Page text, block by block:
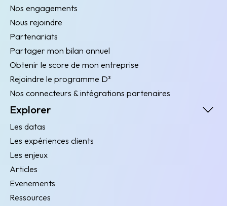
Nos engagements
Nous rejoindre
Partenariats
Partager mon bilan annuel
Obtenir le score de mon entreprise
Rejoindre le programme D³
Nos connecteurs & intégrations partenaires
Explorer
Les datas
Les expériences clients
Les enjeux
Articles
Evenements
Ressources